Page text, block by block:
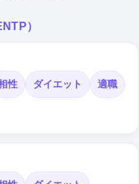
）
性 ダイエット 適職